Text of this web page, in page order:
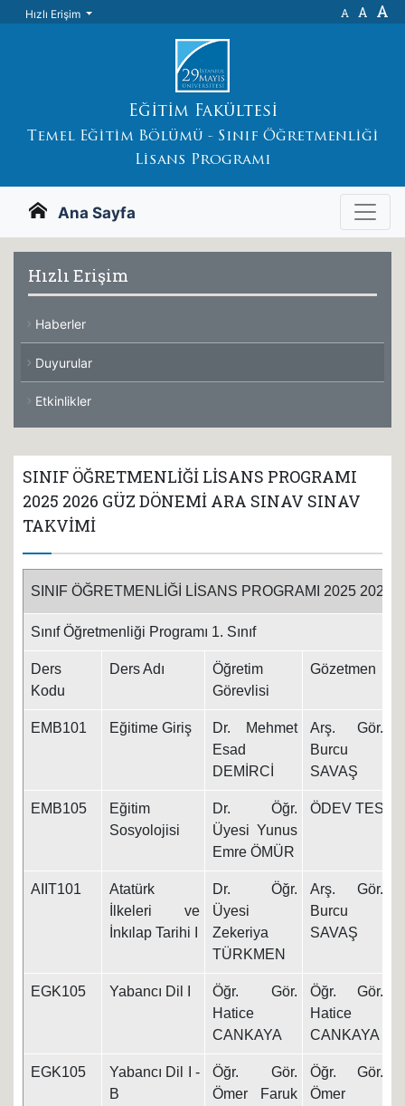
Hızlı Erişim A A A
Eğitim Fakültesi
Temel Eğitim Bölümü - Sınıf Öğretmenliği
Lisans Programı
Ana Sayfa
Hızlı Erişim
Haberler
Duyurular
Etkinlikler
SINIF ÖĞRETMENLİĞİ LİSANS PROGRAMI
2025 2026 GÜZ DÖNEMİ ARA SINAV SINAV
TAKVİMİ
SINIF ÖĞRETMENLİĞİ LİSANS PROGRAMI 2025 2026
Sınıf Öğretmenliği Programı 1. Sınıf
Ders
Kodu
Ders Adı
Öğretim
Görevlisi
Gözetmen
EMB101 Eğitime Giriş
Dr. Mehmet
Esad
DEMİRCİ
Arş. Gör.
Burcu
SAVAŞ
EMB105
Eğitim
Sosyolojisi
Dr. Öğr.
Üyesi Yunus
Emre ÖMÜR
ÖDEV
AIIT101
Atatürk
İlkeleri ve
İnkılap Tarihi I
Dr. Öğr.
Üyesi
Zekeriya
TÜRKMEN
Arş. Gör.
Burcu
SAVAŞ
EGK105 Yabancı Dil I
Öğr. Gör.
Hatice
CANKAYA
Öğr. Gör.
Hatice
CANKAYA
EGK105
Yabancı Dil I -
B
Öğr. Gör.
Ömer Faruk
Öğr. Gör.
Ömer